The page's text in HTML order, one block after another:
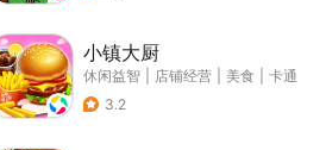
小镇大厨
休闲益智 店铺经营 美食
卡通
3.2